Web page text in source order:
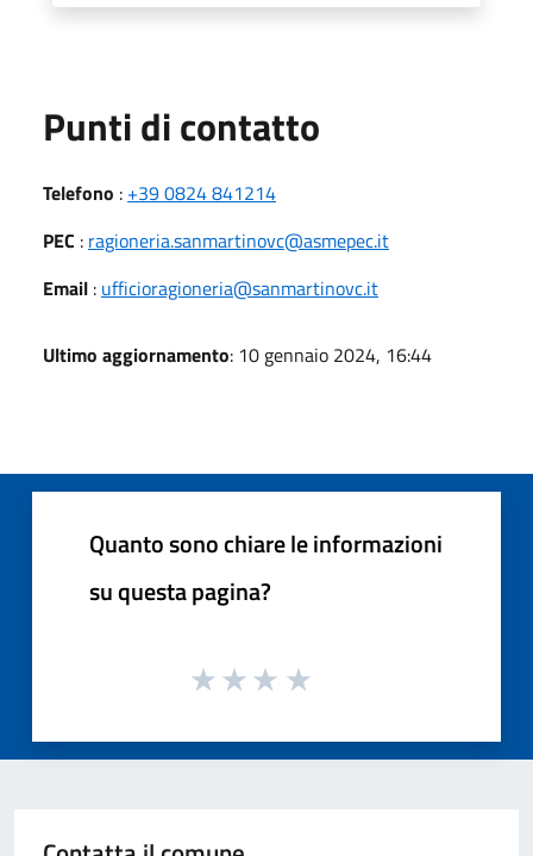
Punti di contatto
Telefono : +39 0824 841214
PEC : ragioneria.sanmartinovc@asmepec.it
Email : ufficioragioneria@sanmartinovc.it
Ultimo aggiornamento: 10 gennaio 2024, 16:44
Quanto sono chiare le informazioni
su questa pagina?